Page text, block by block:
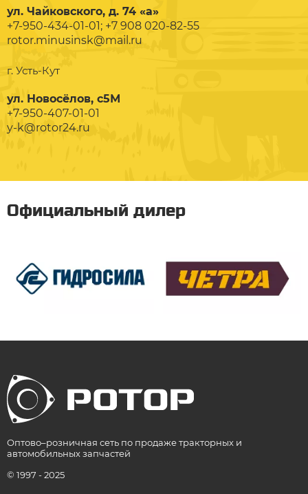
ул. Чайковского, д. 74 «а»
+7-950-434-01-01; +7 908 020-82-55
rotor.minusinsk@mail.ru
г. Усть-Кут
ул. Новосёлов, с5М
+7-950-407-01-01
y-k@rotor24.ru
Официальный дилер
Оптово–розничная сеть по продаже тракторных и
автомобильных запчастей
© 1997 - 2025